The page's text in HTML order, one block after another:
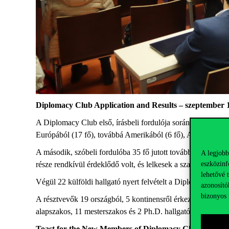
A
lehetővé
bizonyos
Diplomacy Club Application and Results – szeptember
A Diplomacy Club első, írásbeli fordulója során 48
Európából (17 fő), továbbá Amerikából (6 fő), Afrikából (4
A második, szóbeli fordulóba 35 fő jutott tovább. Az
része rendkívül érdeklődő volt, és lelkesek a szakmai
Végül 22 külföldi hallgató nyert felvételt a Diplomacy
A résztvevők 19 országból, 5 kontinensről érkeznek: a
alapszakos, 11 mesterszakos és 2 Ph.D. hallgató vesz részt.